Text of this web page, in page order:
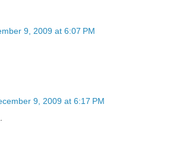
9, 2009 at 6:07 PM
9, 2009 at 6:17 PM